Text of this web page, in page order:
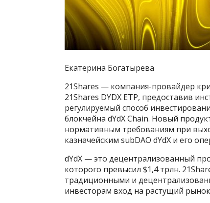
Екатерина Богатырева
21Shares — компания-провайдер
21Shares DYDX ETP, предоставив
регулируемый способ
блокчейна dYdX Chain. Новый
нормативным требованиям при
казначейским subDAO dYdX и его
dYdX — это децентрализованный
которого превысил $1,4 трлн.
традиционными и
инвесторам вход на растущий